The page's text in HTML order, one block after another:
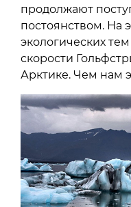
продолжают
постоянством. На
экологических
скорости
Арктике. Чем нам